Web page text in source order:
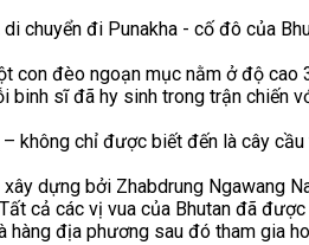
di chuyển đi Punakha - cố đô của
con đèo ngoạn mục nằm ở độ
binh sĩ đã hy sinh trong trận chiến
không chỉ được biết đến là cây
dựng bởi Zhabdrung Ngawang
cả các vị vua của Bhutan đã
hàng địa phương sau đó tham gia